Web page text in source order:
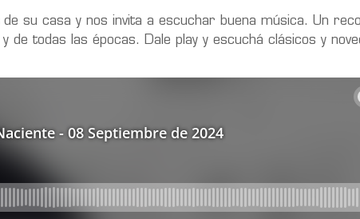
su casa y nos invita a escuchar buena música. Un
de todas las épocas. Dale play y escuchá clásicos y